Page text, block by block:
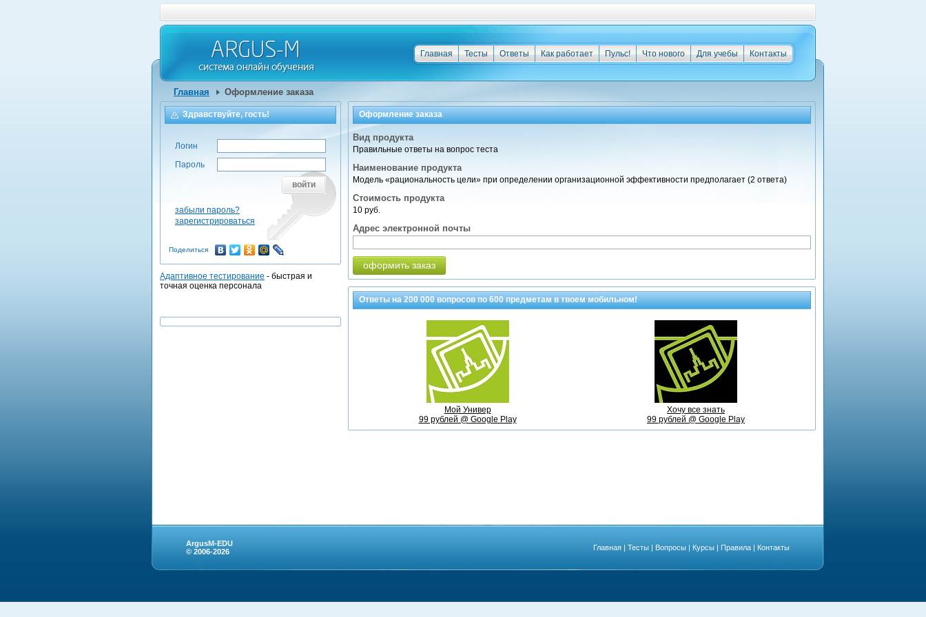
Контакты
Для учебы
Что нового
Пульс!
Как работает
Ответы
Тесты
Главная
Главная Оформление заказа
Оформление заказа
Вид продукта
Правильные ответы на вопрос теста
Наименование продукта
Модель «рациональность цели» при определении организационной эффективности предполагает (2 ответа)
Стоимость продукта
10 руб.
Адрес электронной почты
оформить заказ
Ответы на200 000вопросов по600 предметамв твоем мобильном!
Мой Универ
99 рублей @ Google Play
Хочу все знать
99 рублей @ Google Play
Здравствуйте, гость!
Логин
Пароль
войти
забыли пароль?
зарегистрироваться
Поделиться
Адаптивное тестирование - быстрая и
точная оценка персонала
ArgusM-EDU
© 2006-2026
Главная | Тесты | Вопросы | Курсы | Правила | Контакты